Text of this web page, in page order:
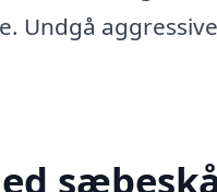
Undgå aggressive